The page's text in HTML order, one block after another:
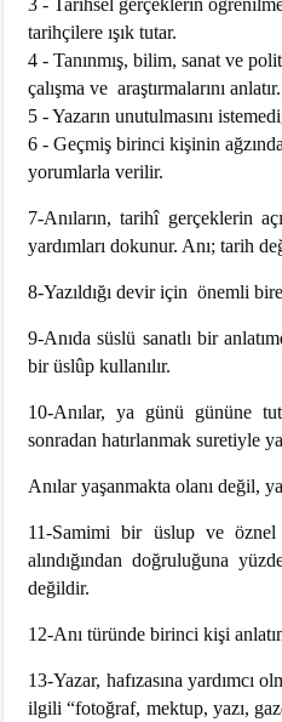
3 - Tarihsel gerçeklerin
tarihçilere ışık tutar.
4 - Tanınmış, bilim, sanat ve
çalışma ve araştırmalarını anlatır.
5 - Yazarın unutulmasını
6 - Geçmiş birinci kişinin
yorumlarla verilir.
7-Anıların, tarihî gerçeklerin
yardımları dokunur. Anı; tarih
8-Yazıldığı devir için önemli
9-Anıda süslü sanatlı bir
bir üslûp kullanılır.
10-Anılar, ya günü gününe
sonradan hatırlanmak suretiyle
Anılar yaşanmakta olanı değil,
11-Samimi bir üslup ve öznel
alındığından doğruluğuna
değildir.
12-Anı türünde birinci kişi
13-Yazar, hafızasına yardımcı
ilgili “fotoğraf, mektup, yazı,